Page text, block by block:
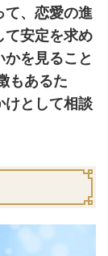
て、恋愛の進
て安定を求め
を見ること
もあるた
けとして相談